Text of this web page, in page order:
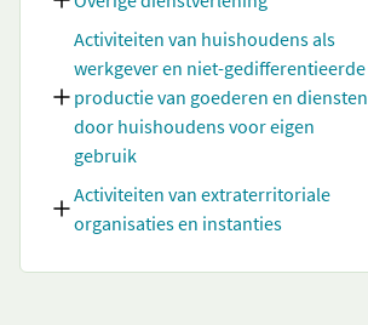
Activiteiten van huishoudens als
werkgever en niet-gedifferentieerde
productie van goederen en diensten
door huishoudens voor eigen
gebruik
Activiteiten van extraterritoriale
organisaties en instanties